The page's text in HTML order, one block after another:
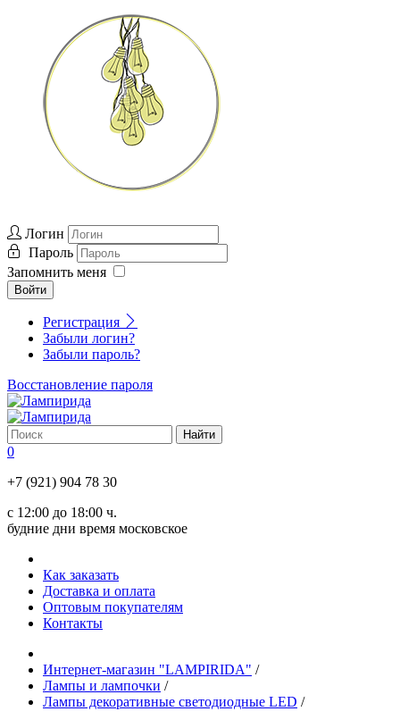
Логин
Пароль
Запомнить меня
Войти
Регистрация
Забыли логин?
Забыли пароль?
Восстановление пароля
0
+7 (921) 904 78 30
с 12:00 до 18:00 ч.
будние дни время московское
Как заказать
Доставка и оплата
Оптовым покупателям
Контакты
Интернет-магазин "LAMPIRIDA" /
Лампы и лампочки /
Лампы декоративные светодиодные LED /